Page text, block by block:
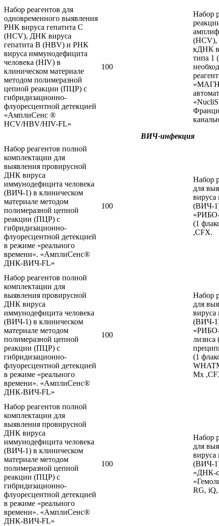
Набор реагентов для
одновременного выявления
РНК вируса гепатита С
(HCV), ДНК вируса
гепатита B (HBV) и РНК
вируса иммунодефицита
человека (HIV) в
клиническом материале
методом полимеразной
цепной реакции (ПЦР) с
гибридизационно-
флуоресцентной детекцией
«АмплиСенс ®
HCV/HBV/HIV-FL»
100
Набор
(HCV),
кДНК
типа 1
ВИЧ-инфекция
Набор реагентов полной
комплектации для
выявления провирусной
ДНК вируса
иммунодефицита человека
(ВИЧ-1) в клиническом
материале методом
полимеразной цепной
реакции (ПЦР) с
гибридизационно-
флуоресцентной детекцией
в режиме «реального
времени». «АмплиСенс®
ДНК-ВИЧ-FL»
100
Набор
для
вируса
(ВИЧ-
«РИБО-
(1
,CFX.
Набор реагентов полной
комплектации для
выявления провирусной
ДНК вируса
иммунодефицита человека
(ВИЧ-1) в клиническом
материале методом
полимеразной цепной
реакции (ПЦР) с
гибридизационно-
флуоресцентной детекцией
в режиме «реального
времени». «АмплиСенс®
ДНК-ВИЧ-FL»
100
Набор
для
вируса
(ВИЧ-
«РИБО-
лизиса
(1
Mx
Набор реагентов полной
комплектации для
выявления провирусной
ДНК вируса
иммунодефицита человека
(ВИЧ-1) в клиническом
материале методом
полимеразной цепной
реакции (ПЦР) с
гибридизационно-
флуоресцентной детекцией
в режиме «реального
времени». «АмплиСенс®
ДНК-ВИЧ-FL»
100
Набор
для
вируса
(ВИЧ-1)
«ДНК-
RG,